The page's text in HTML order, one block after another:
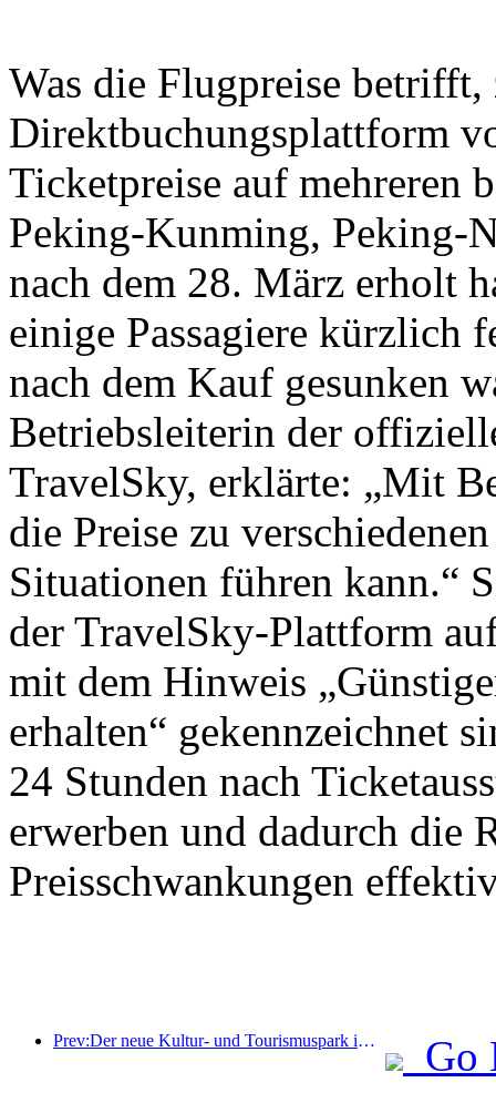
Was die Flugpreise
Direktbuchungsplattform
Ticketpreise auf mehreren
Peking-Kunming, Peking-
nach dem 28. März erholt
einige Passagiere kürzlich
nach dem Kauf gesunken
Betriebsleiterin der
TravelSky, erklärte: „Mit
die Preise zu
Situationen führen kann.“
der TravelSky-Plattform
mit dem Hinweis
erhalten“ gekennzeichnet
24 Stunden nach
erwerben und dadurch die
Preisschwankungen
Prev:Der neue Kultur- und Tourismuspark im Pekinger Unterzentrum, der Pinnacle Park, wird dieses Jahr offiziell eröffnet.
Go